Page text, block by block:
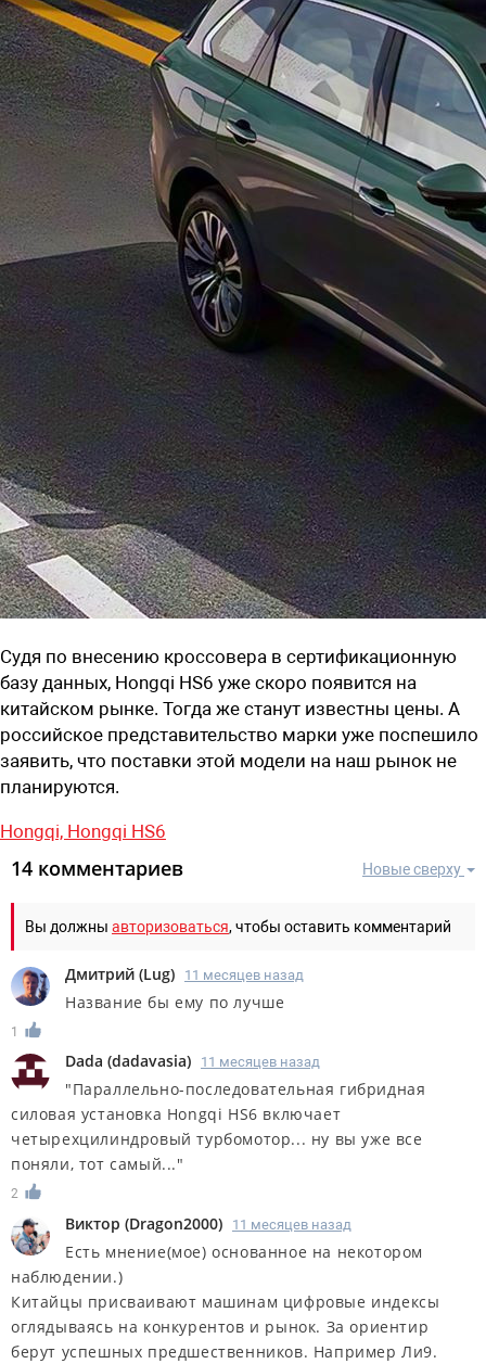
Судя по внесению кроссовера в сертификационную
базу данных, Hongqi HS6 уже скоро появится на
китайском рынке. Тогда же станут известны цены. А
российское представительство марки уже поспешило
заявить, что поставки этой модели на наш рынок не
планируются.
Hongqi, Hongqi HS6
Новые сверху
14 комментариев
Вы должны авторизоваться, чтобы оставить комментарий
Дмитрий (Lug) 11 месяцев назад
Название бы ему по лучше
1
Dada (dadavasia) 11 месяцев назад
"Параллельно-последовательная гибридная
силовая установка Hongqi HS6 включает
четырехцилиндровый турбомотор... ну вы уже все
поняли, тот самый..."
2
Виктор (Dragon2000) 11 месяцев назад
Есть мнение(мое) основанное на некотором
наблюдении.)
Китайцы присваивают машинам цифровые индексы
оглядываясь на конкурентов и рынок. За ориентир
берут успешных предшественников. Например Ли9.